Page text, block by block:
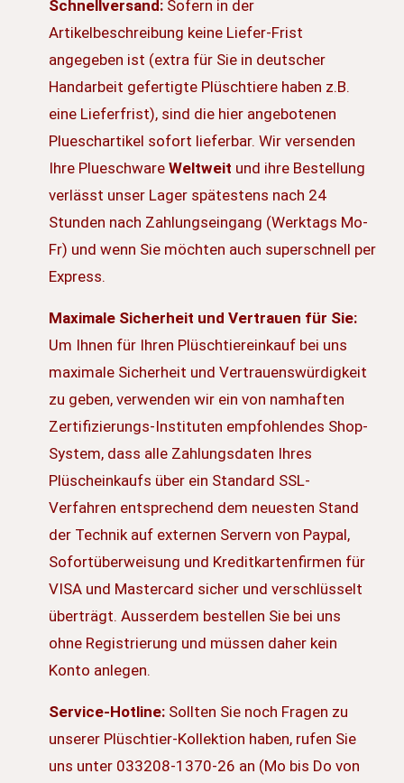
Schnellversand: Sofern in der
Artikelbeschreibung keine Liefer-Frist
angegeben ist (extra für Sie in deutscher
Handarbeit gefertigte Plüschtiere haben z.B.
eine Lieferfrist), sind die hier angebotenen
Plueschartikel sofort lieferbar. Wir versenden
Ihre Plueschware Weltweit und ihre Bestellung
verlässt unser Lager spätestens nach 24
Stunden nach Zahlungseingang (Werktags Mo-
Fr) und wenn Sie möchten auch superschnell per
Express.
Maximale Sicherheit und Vertrauen für Sie:
Um Ihnen für Ihren Plüschtiereinkauf bei uns
maximale Sicherheit und Vertrauenswürdigkeit
zu geben, verwenden wir ein von namhaften
Zertifizierungs-Instituten empfohlendes Shop-
System, dass alle Zahlungsdaten Ihres
Plüscheinkaufs über ein Standard SSL-
Verfahren entsprechend dem neuesten Stand
der Technik auf externen Servern von Paypal,
Sofortüberweisung und Kreditkartenfirmen für
VISA und Mastercard sicher und verschlüsselt
überträgt. Ausserdem bestellen Sie bei uns
ohne Registrierung und müssen daher kein
Konto anlegen.
Service-Hotline: Sollten Sie noch Fragen zu
unserer Plüschtier-Kollektion haben, rufen Sie
uns unter 033208-1370-26 an (Mo bis Do von